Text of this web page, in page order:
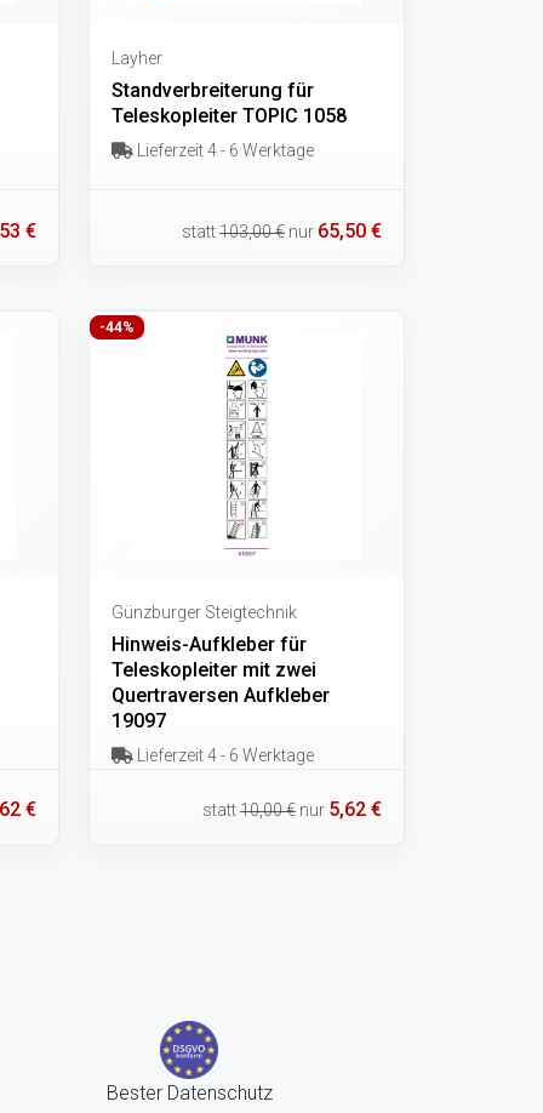
€
Layher
Standverbreiterung für
Teleskopleiter TOPIC 1058
Lieferzeit 4 - 6 Werktage
statt103,00 € nur 65,50 €
€
-44%
Günzburger Steigtechnik
Hinweis-Aufkleber für
Teleskopleiter mit zwei
Quertraversen Aufkleber
19097
Lieferzeit 4 - 6 Werktage
statt10,00 € nur 5,62 €
Bester Datenschutz